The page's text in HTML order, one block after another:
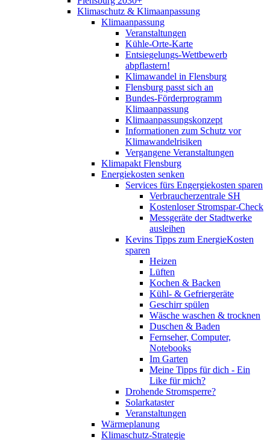
Klimaschutz & Klimaanpassung
Klimaanpassung
Veranstaltungen
Kühle-Orte-Karte
Entsiegelungs-Wettbewerb
abpflastern!
Klimawandel in Flensburg
Flensburg passt sich an
Bundes-Förderprogramm
Klimaanpassung
Klimaanpassungskonzept
Informationen zum Schutz vor
Klimawandelrisiken
Vergangene Veranstaltungen
Klimapakt Flensburg
Energiekosten senken
Services fürs Engergiekosten sparen
Verbraucherzentrale SH
Kostenloser Stromspar-Check
Messgeräte der Stadtwerke
ausleihen
Kevins Tipps zum EnergieKosten
sparen
Heizen
Lüften
Kochen & Backen
Kühl- & Gefriergeräte
Geschirr spülen
Wäsche waschen & trocknen
Duschen & Baden
Fernseher, Computer,
Notebooks
Im Garten
Meine Tipps für dich - Ein
Like für mich?
Drohende Stromsperre?
Solarkataster
Veranstaltungen
Wärmeplanung
Klimaschutz-Strategie